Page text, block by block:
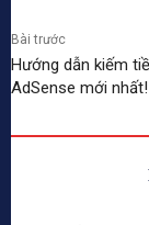
Bài trước
Hướng dẫn kiếm
AdSense mới nhất!